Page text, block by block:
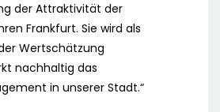
der Attraktivität der
Frankfurt. Sie wird als
Wertschätzung
nachhaltig das
in unserer Stadt.“